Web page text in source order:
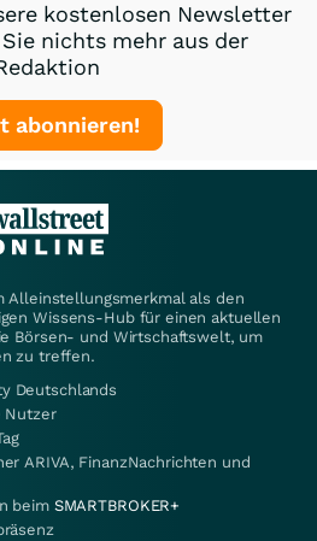
kostenlosen Newsletter
nichts mehr aus der
abonnieren!
Alleinstellungsmerkmal als den
Wissens-Hub für einen aktuellen
Börsen- und Wirtschaftswelt, um
zu treffen.
Deutschlands
Nutzer
ARIVA, FinanzNachrichten und
beim SMARTBROKER+